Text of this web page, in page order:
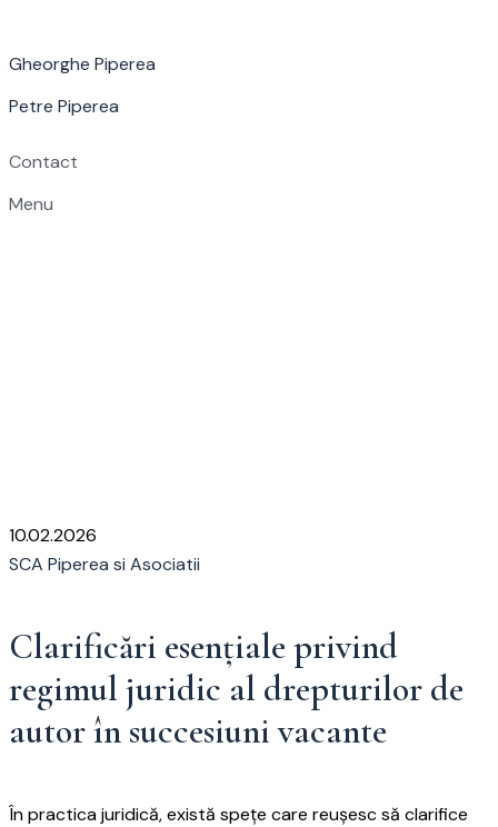
Gheorghe Piperea
Petre Piperea
Contact
Menu
10.02.2026
SCA Piperea si Asociatii
Clarificări esențiale privind
regimul juridic al drepturilor de
autor în succesiuni vacante
În practica juridică, există spețe care reușesc să clarifice